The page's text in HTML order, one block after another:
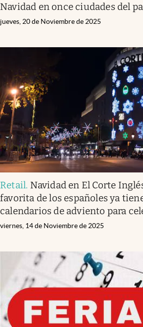
Navidad en once ciudades del
jueves, 20 de Noviembre de 2025
Retail. Navidad en El Corte
favorita de los españoles ya
calendarios de adviento para
viernes, 14 de Noviembre de 2025